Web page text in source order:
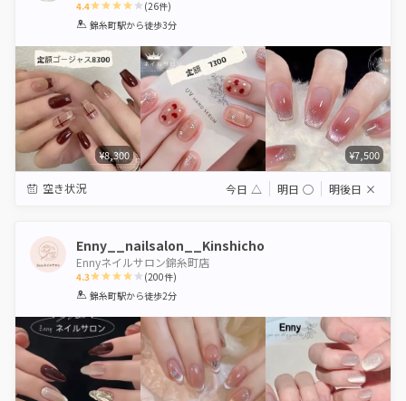
4.4
1 2 3 4 5
(26件)
錦糸町駅から徒歩3分
¥8,300 ¥7,500
空き状況 今日 △ 明日 ◯ 明後日 ×
Enny__nailsalon__Kinshicho
Ennyネイルサロン錦糸町店
4.3
1 2 3 4 5
(200件)
錦糸町駅から徒歩2分